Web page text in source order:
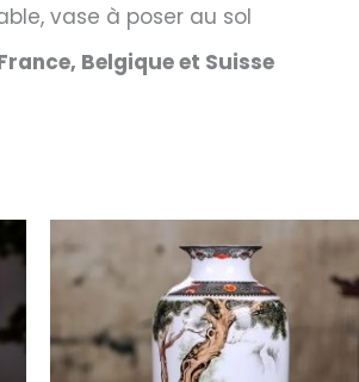
vase à poser au sol
Belgique et Suisse
prix
initial
était :
63.99€.
actuel
48.99€.